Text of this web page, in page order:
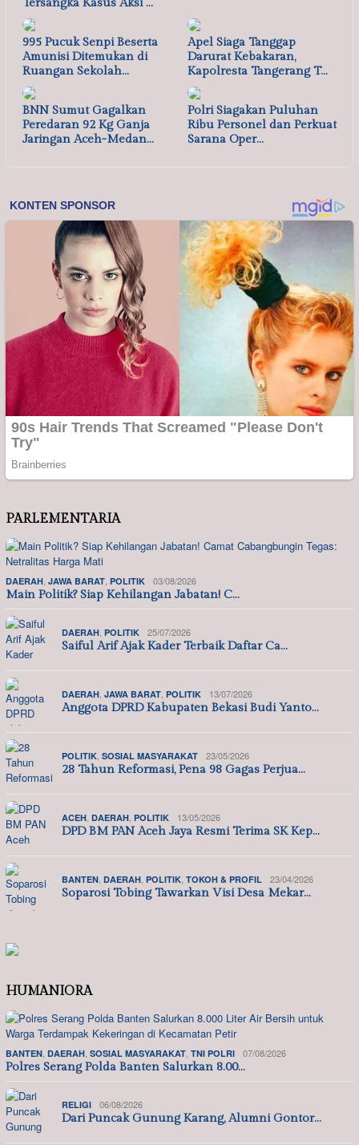
995 Pucuk Senpi Beserta
Amunisi Ditemukan di
Ruangan Sekolah…
Apel Siaga Tanggap
Darurat Kebakaran,
Kapolresta Tangerang T…
BNN Sumut Gagalkan
Peredaran 92 Kg Ganja
Jaringan Aceh-Medan…
Polri Siagakan Puluhan
Ribu Personel dan Perkuat
Sarana Oper…
PARLEMENTARIA
DAERAH JAWA BARAT POLITIK 03/08/2026
Main Politik? Siap Kehilangan Jabatan! C…
DAERAH POLITIK 25/07/2026
Saiful Arif Ajak Kader Terbaik Daftar Ca…
DAERAH JAWA BARAT POLITIK 13/07/2026
Anggota DPRD Kabupaten Bekasi Budi Yanto…
POLITIK SOSIAL MASYARAKAT 23/05/2026
28 Tahun Reformasi, Pena 98 Gagas Perjua…
ACEH DAERAH POLITIK 13/05/2026
DPD BM PAN Aceh Jaya Resmi Terima SK Kep…
BANTEN DAERAH POLITIK TOKOH & PROFIL 23/04/2026
Soparosi Tobing Tawarkan Visi Desa Mekar…
HUMANIORA
BANTEN, DAERAH, SOSIAL MASYARAKAT, TNI POLRI 07/08/2026
Polres Serang Polda Banten Salurkan 8.00…
RELIGI 06/08/2026
Dari Puncak Gunung Karang, Alumni Gontor…